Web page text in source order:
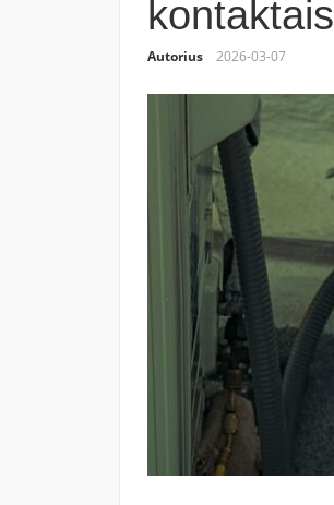
kontaktais
Autorius 2026-03-07